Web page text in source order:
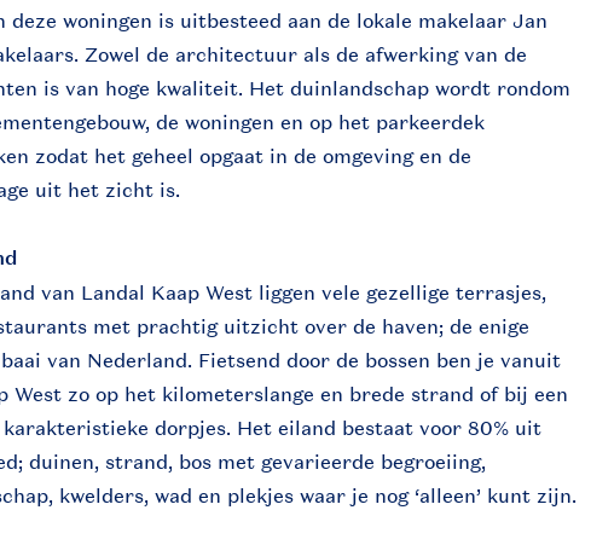
deze woningen is uitbesteed aan de lokale makelaar Jan
Zowel de architectuur als de afwerking van de
is van hoge kwaliteit. Het duinlandschap wordt rondom
de woningen en op het parkeerdek
zodat het geheel opgaat in de omgeving en de
uit het zicht is.
van Landal Kaap West liggen vele gezellige terrasjes,
met prachtig uitzicht over de haven; de enige
van Nederland. Fietsend door de bossen ben je vanuit
West zo op het kilometerslange en brede strand of bij een
karakteristieke dorpjes. Het eiland bestaat voor 80% uit
duinen, strand, bos met gevarieerde begroeiing,
kwelders, wad en plekjes waar je nog ‘alleen’ kunt zijn.